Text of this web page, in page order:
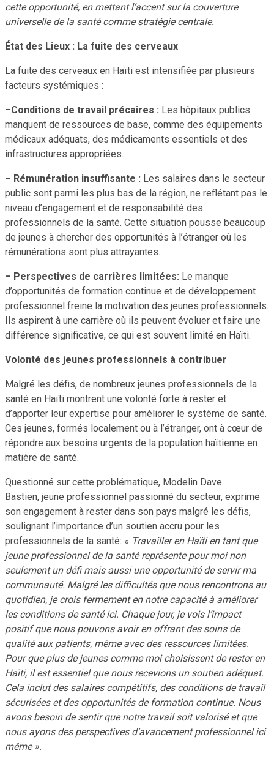
cette opportunité, en mettant l’accent sur la couverture
universelle de la santé comme stratégie centrale.
État des Lieux : La fuite des cerveaux
La fuite des cerveaux en Haïti est intensifiée par plusieurs
facteurs systémiques :
–Conditions de travail précaires : Les hôpitaux publics
manquent de ressources de base, comme des équipements
médicaux adéquats, des médicaments essentiels et des
infrastructures appropriées.
– Rémunération insuffisante : Les salaires dans le secteur
public sont parmi les plus bas de la région, ne reflétant pas le
niveau d’engagement et de responsabilité des
professionnels de la santé. Cette situation pousse beaucoup
de jeunes à chercher des opportunités à l’étranger où les
rémunérations sont plus attrayantes.
– Perspectives de carrières limitées: Le manque
d’opportunités de formation continue et de développement
professionnel freine la motivation des jeunes professionnels.
Ils aspirent à une carrière où ils peuvent évoluer et faire une
différence significative, ce qui est souvent limité en Haïti.
Volonté des jeunes professionnels à contribuer
Malgré les défis, de nombreux jeunes professionnels de la
santé en Haïti montrent une volonté forte à rester et
d’apporter leur expertise pour améliorer le système de santé.
Ces jeunes, formés localement ou à l’étranger, ont à cœur de
répondre aux besoins urgents de la population haïtienne en
matière de santé.
Questionné sur cette problématique, Modelin Dave
Bastien, jeune professionnel passionné du secteur, exprime
son engagement à rester dans son pays malgré les défis,
soulignant l’importance d’un soutien accru pour les
professionnels de la santé: « Travailler en Haïti en tant que
jeune professionnel de la santé représente pour moi non
seulement un défi mais aussi une opportunité de servir ma
communauté. Malgré les difficultés que nous rencontrons au
quotidien, je crois fermement en notre capacité à améliorer
les conditions de santé ici. Chaque jour, je vois l’impact
positif que nous pouvons avoir en offrant des soins de
qualité aux patients, même avec des ressources limitées.
Pour que plus de jeunes comme moi choisissent de rester en
Haïti, il est essentiel que nous recevions un soutien adéquat.
Cela inclut des salaires compétitifs, des conditions de travail
sécurisées et des opportunités de formation continue. Nous
avons besoin de sentir que notre travail soit valorisé et que
nous ayons des perspectives d’avancement professionnel ici
même ».